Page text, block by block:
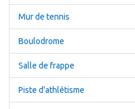
Mur de tennis
Boulodrome
Salle de frappe
Piste d'athlétisme